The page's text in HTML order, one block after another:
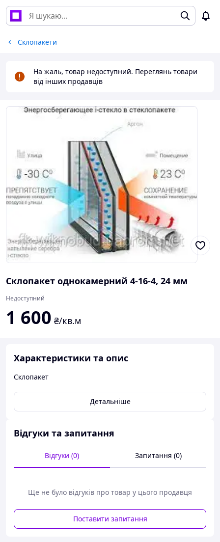
Склопакети
На жаль, товар недоступний. Переглянь товари
від інших продавців
Склопакет однокамерний 4-16-4, 24 мм
Недоступний
1 600 ₴/кв.м
Характеристики та опис
Склопакет
Детальніше
Відгуки та запитання
Відгуки (0) Запитання (0)
Ще не було відгуків про товар у цього продавця
Поставити запитання